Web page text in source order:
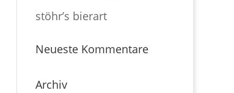
stöhr’s bierart
Neueste Kommentare
Archiv